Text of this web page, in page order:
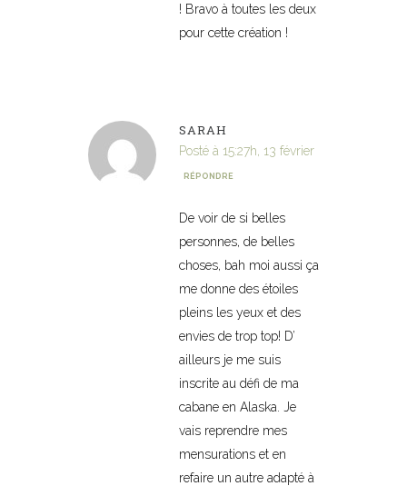
! Bravo à toutes les deux
pour cette création !
SARAH
Posté à 15:27h, 13 février
RÉPONDRE
De voir de si belles
personnes, de belles
choses, bah moi aussi ça
me donne des étoiles
pleins les yeux et des
envies de trop top! D’
ailleurs je me suis
inscrite au défi de ma
cabane en Alaska. Je
vais reprendre mes
mensurations et en
refaire un autre adapté à